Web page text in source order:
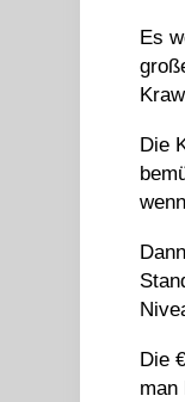
Es
Die
Die
man